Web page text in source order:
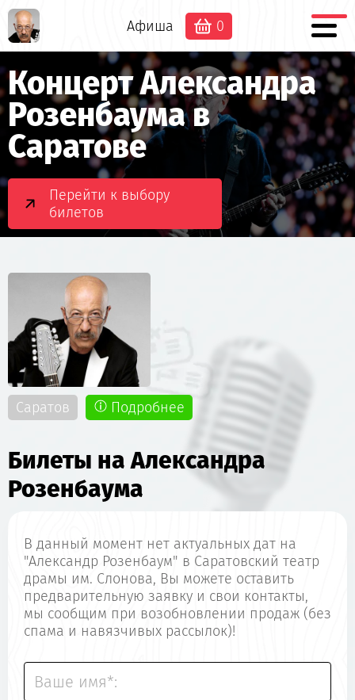
Афиша 0
Концерт Александра
Розенбаума в
Саратове
Перейти к выбору
билетов
Саратов Подробнее
Билеты на Александра
Розенбаума
В данный момент нет актуальных дат на
"Александр Розенбаум" в Саратовский театр
драмы им. Слонова, Вы можете оставить
предварительную заявку и свои контакты,
мы сообщим при возобновлении продаж (без
спама и навязчивых рассылок)!
Ваше имя*: